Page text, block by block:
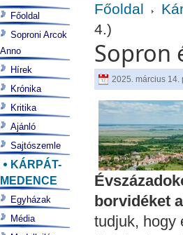
Főoldal
4.)
Sopron
2025. március 14.
borvidéket
tudjuk, hogy
Főoldal
Soproni Arcok
Anno
Hírek
Krónika
Kritika
Ajánló
Sajtószemle
KÁRPÁT-
MEDENCE
Egyházak
Média